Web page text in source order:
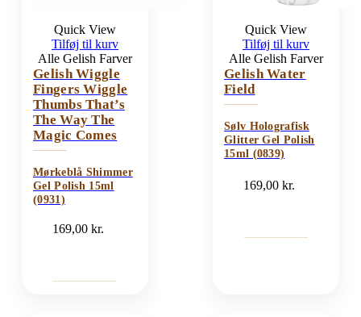
Quick View
Tilføj til kurv
Alle Gelish Farver
Gelish Wiggle
Fingers Wiggle
Thumbs That’s
The Way The
Magic Comes
Mørkeblå Shimmer
Gel Polish 15ml
(0931)
169,00kr.
Quick View
Tilføj til kurv
Alle Gelish Farver
Gelish Water
Field
Sølv Holografisk
Glitter Gel Polish
15ml (0839)
169,00kr.